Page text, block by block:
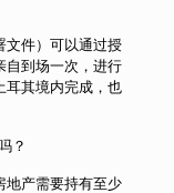
文件）可以通过授
自到场一次，进行
其境内完成，也
？
地产需要持有至少